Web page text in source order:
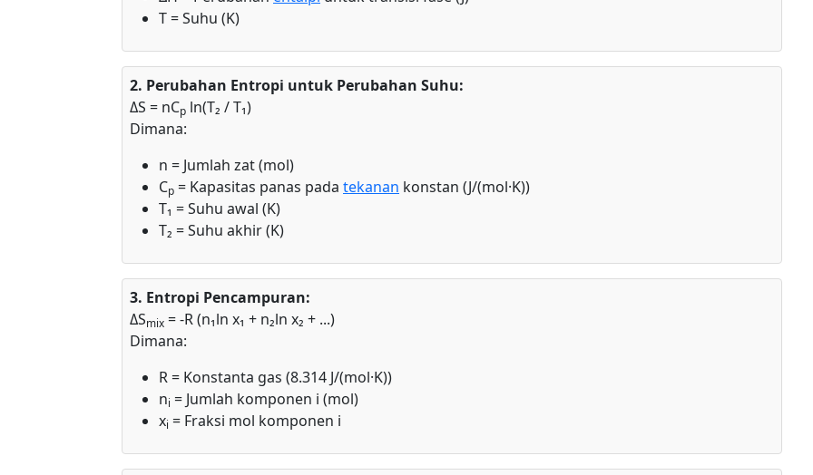
T = Suhu (K)
2. Perubahan Entropi untuk Perubahan Suhu:
ΔS = nCp ln(T₂ / T₁)
Dimana:
n = Jumlah zat (mol)
Cp = Kapasitas panas pada tekanan konstan (J/(mol·K))
T₁ = Suhu awal (K)
T₂ = Suhu akhir (K)
3. Entropi Pencampuran:
ΔSmix = -R (n₁ln x₁ + n₂ln x₂ + ...)
Dimana:
R = Konstanta gas (8.314 J/(mol·K))
ni = Jumlah komponen i (mol)
xi = Fraksi mol komponen i